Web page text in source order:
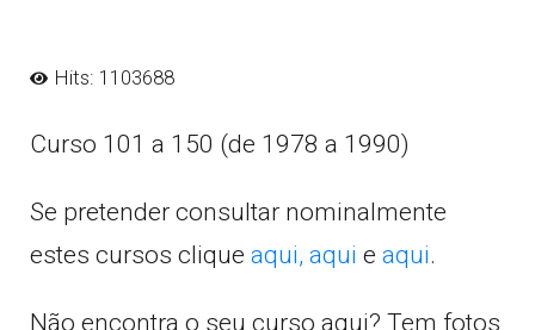
Hits: 1103688
Curso 101 a 150 (de 1978 a 1990)
Se pretender consultar nominalmente
estes cursos clique aqui, aqui e aqui.
Não encontra o seu curso aqui? Tem fotos